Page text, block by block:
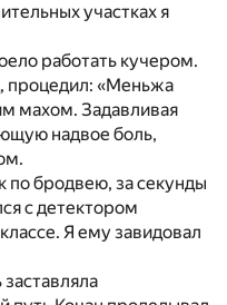
участках я
работать кучером.
процедил: «Меньжа
махом. Задавливая
надвое боль,
по бродвею, за секунды
с детектором
Я ему завидовал